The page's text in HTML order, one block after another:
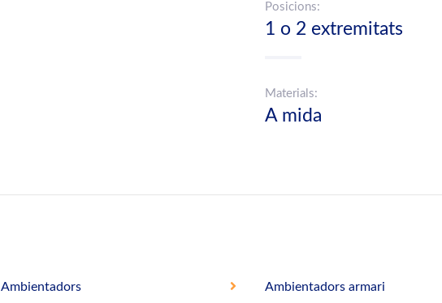
Posicions:
1 o 2 extremitats
Materials:
A mida
Ambientadors Ambientadors armari